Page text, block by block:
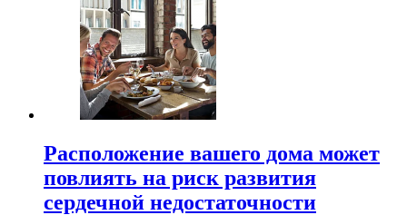
Расположение вашего дома может
повлиять на риск развития
сердечной недостаточности